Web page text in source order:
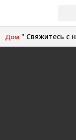
Дом " Свяжитесь с